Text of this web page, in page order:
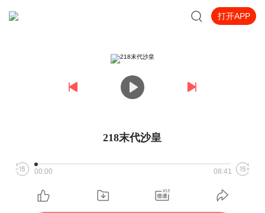
打开APP
218末代沙皇
00:00 08:41